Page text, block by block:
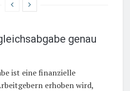
genau
ist eine finanzielle
erhoben wird,